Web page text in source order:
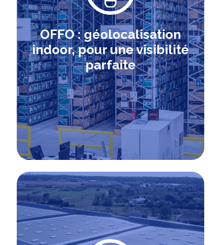
OFFO : géolocalisation
indoor, pour une visibilité
parfaite